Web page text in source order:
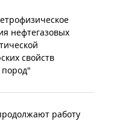
нефтегазовых
свойств
работу